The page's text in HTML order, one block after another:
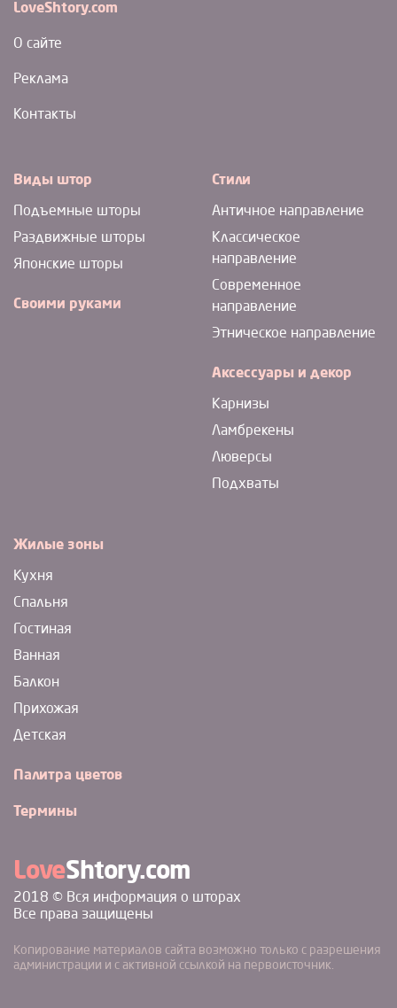
LoveShtory.com
О сайте
Реклама
Контакты
Виды штор
Подъемные шторы
Раздвижные шторы
Японские шторы
Своими руками
Стили
Античное направление
Классическое
направление
Современное
направление
Этническое направление
Аксессуары и декор
Карнизы
Ламбрекены
Люверсы
Подхваты
Жилые зоны
Кухня
Спальня
Гостиная
Ванная
Балкон
Прихожая
Детская
Палитра цветов
Термины
LoveShtory.com
2018 © Вся информация о шторах
Все права защищены
Копирование материалов сайта возможно только с разрешения
администрации и с активной ссылкой на первоисточник.